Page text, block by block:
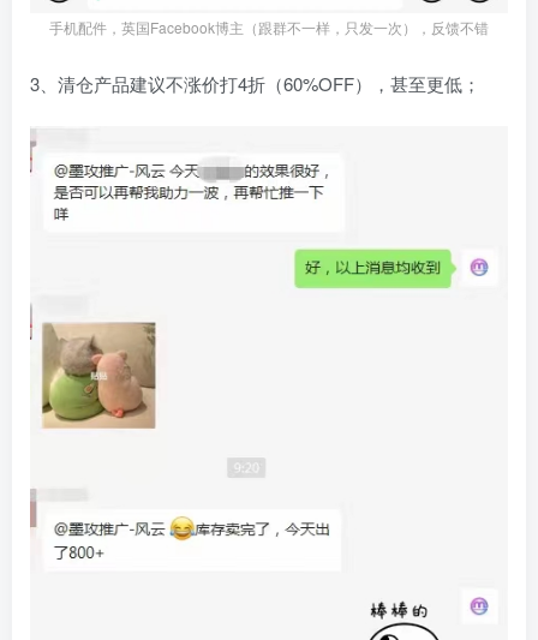
手机配件，英国Facebook博主（跟群不一样，只发一次），反馈不错
3、清仓产品建议不涨价打4折（60%OFF），甚至更低；